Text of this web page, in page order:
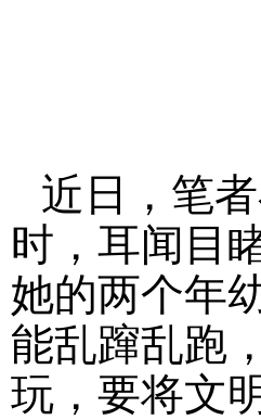
近日，笔
时，耳闻目
她的两个年
能乱蹿乱跑
玩，要将文